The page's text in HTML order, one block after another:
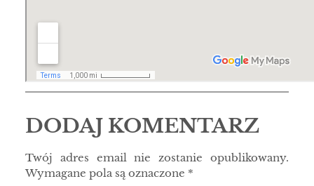
DODAJ KOMENTARZ
Twój adres email nie zostanie opublikowany.
Wymagane pola są oznaczone *